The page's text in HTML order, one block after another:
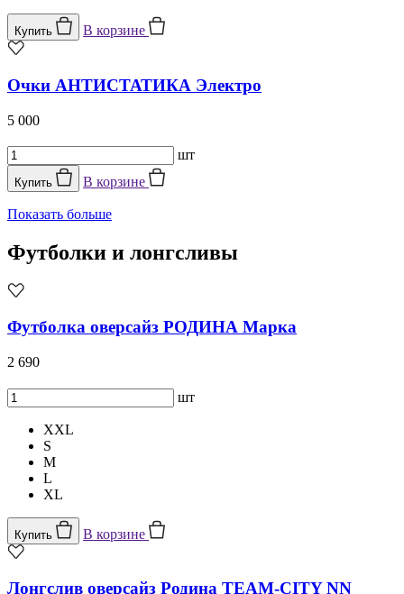
Купить В корзине
Очки АНТИСТАТИКА Электро
5 000
шт
Купить В корзине
Показать больше
Футболки и лонгсливы
Футболка оверсайз РОДИНА Марка
2 690
шт
XXL
S
M
L
XL
Купить В корзине
Лонгслив оверсайз Родина TEAM-CITY NN